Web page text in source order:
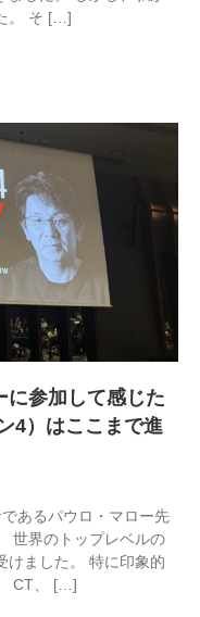
。 そ […]
に参加して感じた
4）はここまで進
あるパウロ・マロー先
世界のトップレベルの
けました。 特に印象的
CT、 […]